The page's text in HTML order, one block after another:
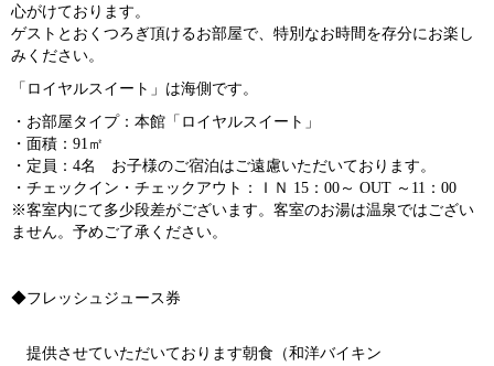
心がけております。
ゲストとおくつろぎ頂けるお部屋で、特別なお時間を存分にお楽し
みください。
「ロイヤルスイート」は海側です。
・お部屋タイプ：本館「ロイヤルスイート」
・面積：91㎡
・定員：4名 お子様のご宿泊はご遠慮いただいております。
・チェックイン・チェックアウト：ＩＮ 15：00～ OUT ～11：00
※客室内にて多少段差がございます。客室のお湯は温泉ではござい
ません。予めご了承ください。
◆フレッシュジュース券
提供させていただいております朝食（和洋バイキン